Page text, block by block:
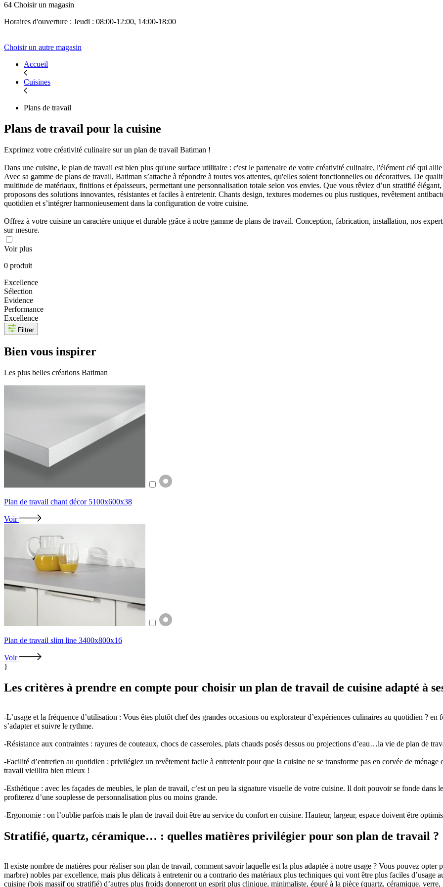
64 Choisir un magasin
Horaires d'ouverture : Jeudi : 08:00-12:00, 14:00-18:00
Choisir un autre magasin
Accueil
Cuisines
Plans de travail
Plans de travail pour la cuisine
Exprimez votre créativité culinaire sur un plan de travail Batiman !
Dans une cuisine, le plan de travail est bien plus qu'une surface utilitaire : c'est le partenaire de votre créativité culinaire, l'élément clé qui
Avec sa gamme de plans de travail, Batiman s’attache à répondre à toutes vos attentes, qu'elles soient fonctionnelles ou décoratives. De
multitude de matériaux, finitions et épaisseurs, permettant une personnalisation totale selon vos envies. Que vous rêviez d’un stratifié
proposons des solutions innovantes, résistantes et faciles à entretenir. Chants design, textures modernes ou plus rustiques, revêtement
quotidien et s’intégrer harmonieusement dans la configuration de votre cuisine.
Offrez à votre cuisine un caractère unique et durable grâce à notre gamme de plans de travail. Conception, fabrication, installation, nos
sur mesure.
Voir plus
0 produit
Excellence
Sélection
Evidence
Performance
Excellence
Filtrer
Bien vous inspirer
Les plus belles créations Batiman
Plan de travail chant décor 5100x600x38
Voir
Plan de travail slim line 3400x800x16
Voir
}
Les critères à prendre en compte pour choisir un plan de travail de cuisine adapté à
-L’usage et la fréquence d’utilisation : Vous êtes plutôt chef des grandes occasions ou explorateur d’expériences culinaires au quotidien ?
s’adapter et suivre le rythme.
-Résistance aux contraintes : rayures de couteaux, chocs de casseroles, plats chauds posés dessus ou projections d’eau…la vie de plan de
-Facilité d’entretien au quotidien : privilégiez un revêtement facile à entretenir pour que la cuisine ne se transforme pas en corvée de
travail vieillira bien mieux !
-Esthétique : avec les façades de meubles, le plan de travail, c’est un peu la signature visuelle de votre cuisine. Il doit pouvoir se fonde dans
profiterez d’une souplesse de personnalisation plus ou moins grande.
-Ergonomie : on l’oublie parfois mais le plan de travail doit être au service du confort en cuisine. Hauteur, largeur, espace doivent être
Stratifié, quartz, céramique… : quelles matières privilégier pour son plan de travail ?
Il existe nombre de matières pour réaliser son plan de travail, comment savoir laquelle est la plus adaptée à notre usage ? Vous pouvez
marbre) nobles par excellence, mais plus délicats à entretenir ou a contrario des matériaux plus techniques qui vont être plus faciles
cuisine (bois massif ou stratifié) d’autres plus froids donneront un esprit plus clinique, minimaliste, épuré à la pièce (quartz, céramique,